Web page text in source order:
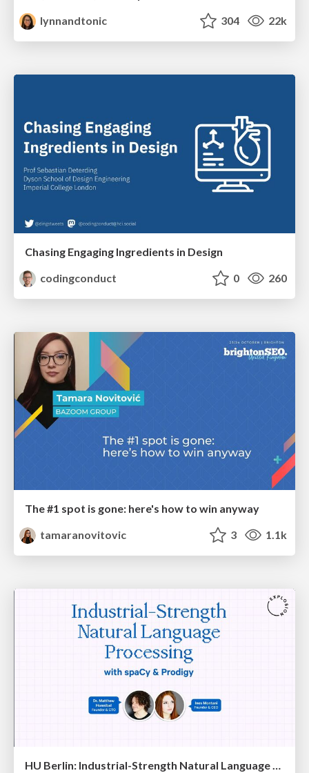
lynnandtonic
304 22k
Chasing Engaging Ingredients in Design
codingconduct
0 260
The #1 spot is gone: here's how to win anyway
tamaranovitovic
3 1.1k
HU Berlin: Industrial-Strength Natural Language Processing with spaCy and Prodigy